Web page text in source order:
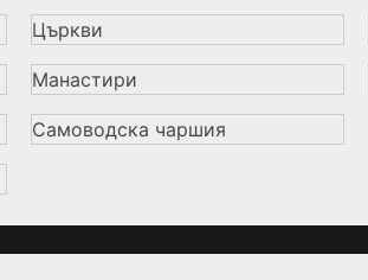
Църкви
Манастири
Самоводска чаршия